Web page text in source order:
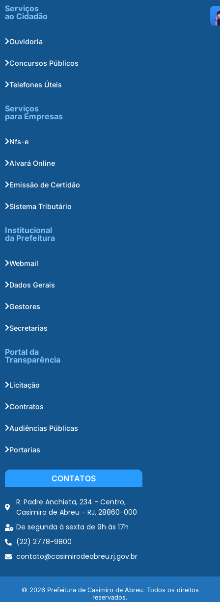
Serviços
ao Cidadão
Ouvidoria
Concursos Públicos
Telefones Úteis
Serviços
para Empresas
Nfs-e
Alvará Online
Emissão de Certidão
Sistema Tributário
Institucional
da Prefeitura
Webmail
Dados Gerais
Gestores
Secretarias
Portal da
Transparência
Licitação
Contratos
Audiências Públicas
Portarias
CONTATOS
R. Padre Anchieta, 234 - Centro,
Casimiro de Abreu - RJ, 28860-000
De segunda à sexta de 9h às 17h
(22) 2778-9800
contato@casimirodeabreu.rj.gov.br
© 2026 Prefeitura de Casimiro de Abreu. Todos os direitos
reservados.